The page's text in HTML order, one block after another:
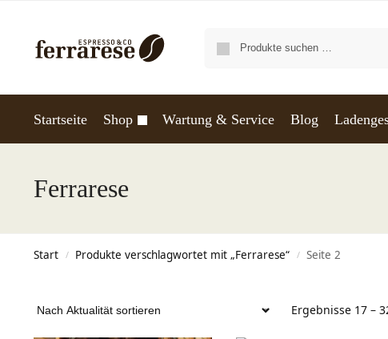
Startseite Shop Wartung & Service Blog
Ferrarese
Start / Produkte verschlagwortet mit „Ferrarese“ / Seite 2
Ergebnisse 17 –